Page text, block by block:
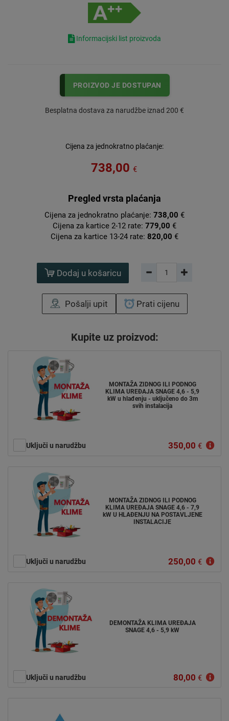
Informacijski list proizvoda
PROIZVOD JE DOSTUPAN
Besplatna dostava za narudžbe iznad 200 €
Cijena za jednokratno plaćanje:
738,00 €
Pregled vrsta plaćanja
Cijena za jednokratno plaćanje: 738,00 €
Cijena za kartice 2-12 rate: 779,00 €
Cijena za kartice 13-24 rate: 820,00 €
Dodaj u košaricu
Pošalji upit Prati cijenu
Kupite uz proizvod:
MONTAŽA ZIDNOG ILI PODNOG
KLIMA UREĐAJA SNAGE 4,6 - 5,9
kW u hlađenju - uključeno do 3m
svih instalacija
Uključi u narudžbu 350,00 €
MONTAŽA ZIDNOG ILI PODNOG
KLIMA UREĐAJA SNAGE 4,6 - 7,9
kW U HLAĐENJU NA POSTAVLJENE
INSTALACIJE
Uključi u narudžbu 250,00 €
DEMONTAŽA KLIMA UREĐAJA
SNAGE 4,6 - 5,9 kW
Uključi u narudžbu 80,00 €